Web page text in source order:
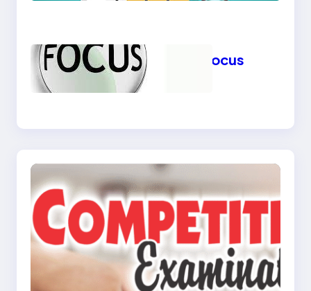
☝️ गणितात नेमके कुठे Focus
करावे?